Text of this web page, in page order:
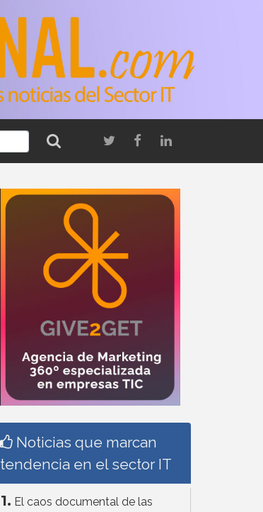
Noticias que marcan
tendencia en el sector IT
1. El caos documental de las